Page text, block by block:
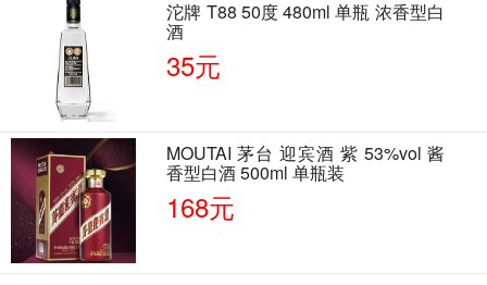
沱牌 T88 50度 480ml 单瓶 浓香型白
酒
35元
MOUTAI 茅台 迎宾酒 紫 53%vol 酱
香型白酒 500ml 单瓶装
168元